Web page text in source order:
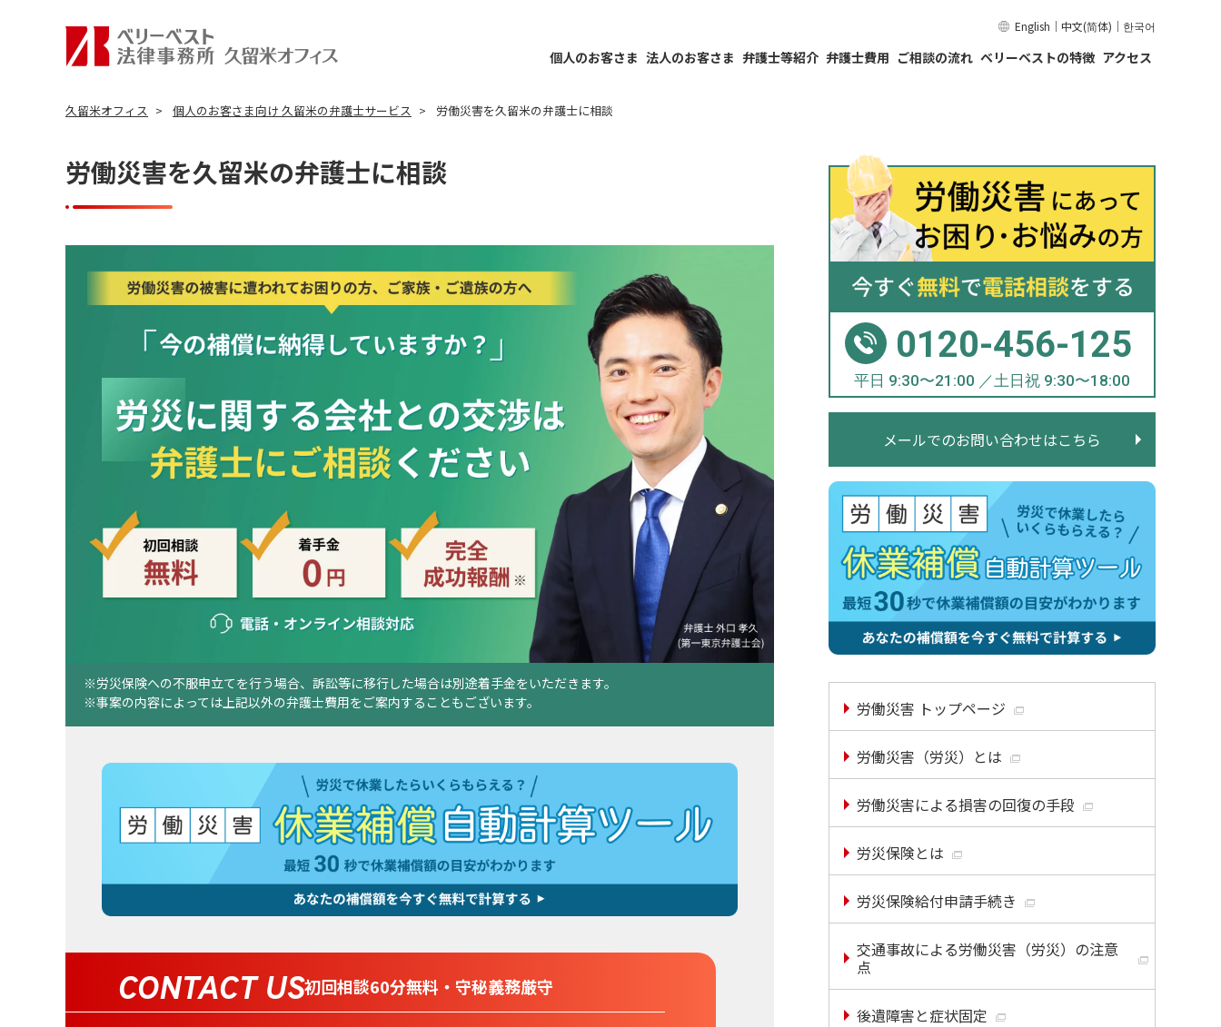
English ｜ 中文(简体) ｜ 한국어
個人のお客さま 法人のお客さま 弁護士等紹介 弁護士費用 ご相談の流れ ベリーベストの特徴 アクセス
久留米オフィス 個人のお客さま向け 久留米の弁護士サービス 労働災害を久留米の弁護士に相談
労働災害を久留米の弁護士に相談
労災保険への不服申立てを行う場合、訴訟等に移行した場合は別途着手金をいただきます。
事案の内容によっては上記以外の弁護士費用をご案内することもございます。
CONTACT US初回相談60分無料 ・ 守秘義務厳守
0120-456-125
平日 9:30〜21:00 ／土日祝 9:30〜18:00
メールでのお問い合わせはこちら
労働災害 トップページ
労働災害（労災）とは
労働災害による損害の回復の手段
労災保険とは
労災保険給付申請手続き
交通事故による労働災害（労災）の注意
点
後遺障害と症状固定